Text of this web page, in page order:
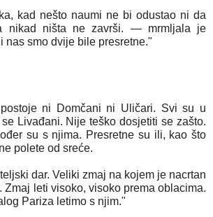
kad nešto naumi ne bi odustao ni da
nikad ništa ne završi. — mrmljala je
nas smo dvije bile presretne."
ni Domčani ni Uličari. Svi su u
Livađani. Nije teško dosjetiti se zašto.
su s njima. Presretne su ili, kao što
polete od sreće.
dar. Veliki zmaj na kojem je nacrtan
Zmaj leti visoko, visoko prema oblacima.
Pariza letimo s njim."